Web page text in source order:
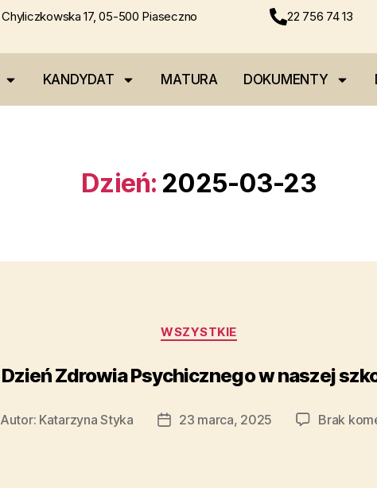
Chyliczkowska 17, 05-500 Piaseczno 22 756 74 13
KANDYDAT MATURA DOKUMENTY
Dzień: 2025-03-23
WSZYSTKIE
Dzień Zdrowia Psychicznego w naszej
Autor: Katarzyna Styka 23 marca, 2025 Brak